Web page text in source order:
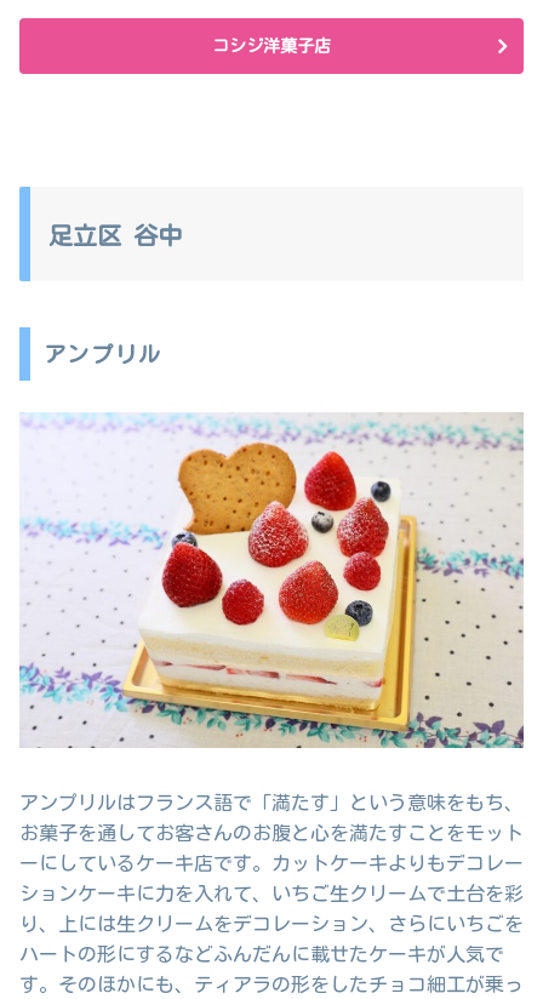
コシジ洋菓子店
足立区 谷中
アンプリル
アンプリルはフランス語で「満たす」という意味をもち、
お菓子を通してお客さんのお腹と心を満たすことをモット
ーにしているケーキ店です。カットケーキよりもデコレー
ションケーキに力を入れて、いちご生クリームで土台を彩
り、上には生クリームをデコレーション、さらにいちごを
ハートの形にするなどふんだんに載せたケーキが人気で
す。そのほかにも、ティアラの形をしたチョコ細工が乗っ